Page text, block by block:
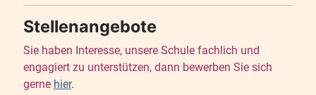
Stellenangebote
Sie haben Interesse, unsere Schule fachlich und
engagiert zu unterstützen, dann bewerben Sie sich
gerne hier.